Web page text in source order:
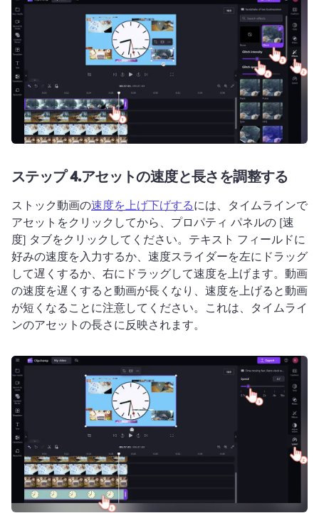
ステップ 4.アセットの速度と長さを調整する
ストック動画の速度を上げ下げするには、タイムラインで
アセットをクリックしてから、プロパティ パネルの [速
度] タブをクリックしてください。 テキスト フィールドに
好みの速度を入力するか、速度スライダーを左にドラッグ
して遅くするか、右にドラッグして速度を上げます。 動画
の速度を遅くすると動画が長くなり、速度を上げると動画
が短くなることに注意してください。 これは、タイムライ
ンのアセットの長さに反映されます。